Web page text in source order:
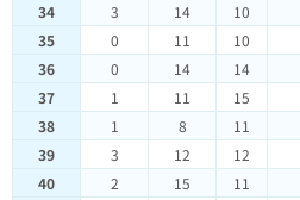
34
3 14 10
35
0 11 10
36
0 14 14
37
1 11 15
38
1 8 11
39
3 12 12
40
2 15 11